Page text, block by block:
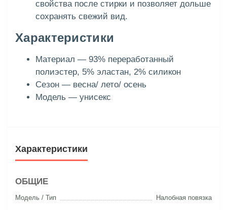
свойства после стирки и позволяет дольше
сохранять свежий вид.
Характеристики
Материал — 93% переработанный
полиэстер, 5% эластан, 2% силикон
Сезон — весна/ лето/ осень
Модель — унисекс
Характеристики
ОБЩИЕ
Модель / Тип Налобная повязка